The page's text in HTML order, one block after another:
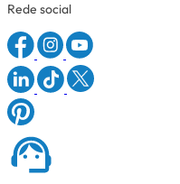
Rede social